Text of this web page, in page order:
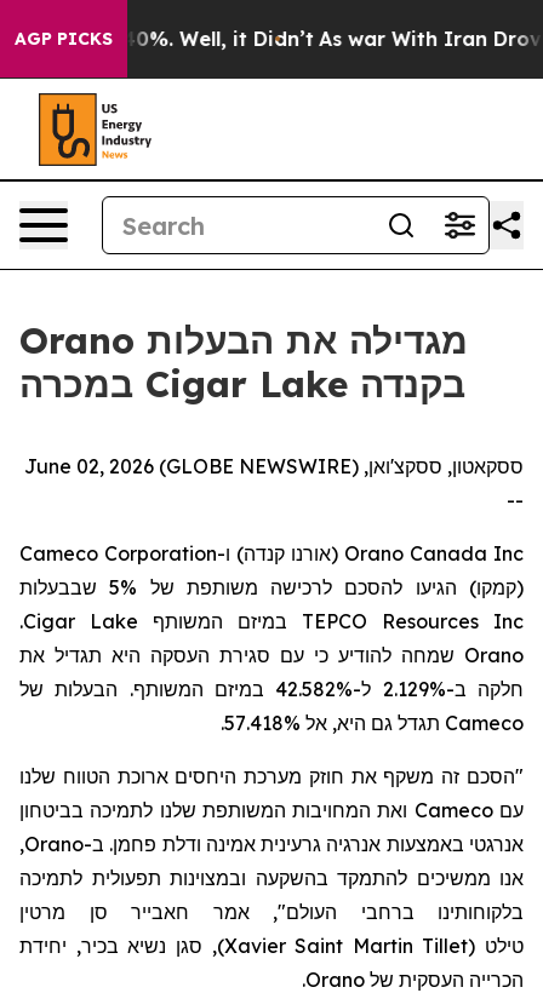
AGP PICKS40%. Well, it Didn’t As war With Iran Drove
Orano מגדילה את הבעלות
במכרה Cigar Lake בקנדה
ססקאטון, ססקצ'ואן, June 02, 2026 (GLOBE NEWSWIRE)
--
Orano Canada Inc (אורנו קנדה) ו-Cameco Corporation
(קמקו) הגיעו להסכם לרכישה משותפת של 5% שבבעלות
TEPCO Resources Inc במיזם המשותף Cigar Lake
.
Orano שמחה להודיע כי עם סגירת העסקה היא תגדיל את
חלקה ב-2.129% ל-42.582% במיזם המשותף. הבעלות של
Cameco תגדל גם היא, אל 57.418%.
"הסכם זה משקף את חוזק מערכת היחסים ארוכת הטווח שלנו
עםCameco ואת המחויבות המשותפת שלנו לתמיכה בביטחון
אנרגטי באמצעות אנרגיה גרעינית אמינה ודלת פחמן. ב-Orano
,
אנו ממשיכים להתמקד בהשקעה ובמצוינות תפעולית לתמיכה
בלקוחותינו ברחבי העולם", אמר חאבייר סן מרטין
טילט (
Xavier Saint Martin Tillet
), סגן נשיא בכיר, יחידת
הכרייה העסקית של Orano
.